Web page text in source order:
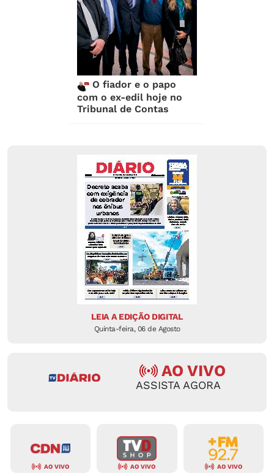
O fiador e o papo
com o ex-edil hoje no
Tribunal de Contas
LEIA A EDIÇÃO DIGITAL
Quinta-feira, 06 de Agosto
AO VIVO
ASSISTA AGORA
AO VIVO AO VIVO AO VIVO